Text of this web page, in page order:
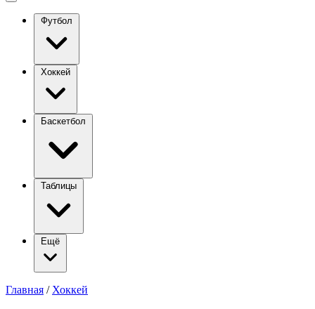
Футбол
Хоккей
Баскетбол
Таблицы
Ещё
Главная / Хоккей